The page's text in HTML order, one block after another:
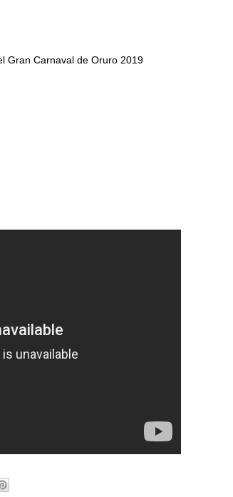
Gran Carnaval de Oruro 2019